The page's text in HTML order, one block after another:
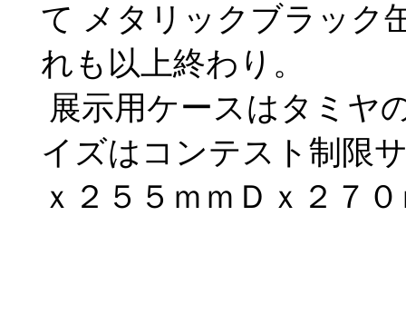
て メタリックブラック
れも以上終わり。
展示用ケースはタミヤ
イズはコンテスト制限
ｘ２５５ｍｍＤｘ２７